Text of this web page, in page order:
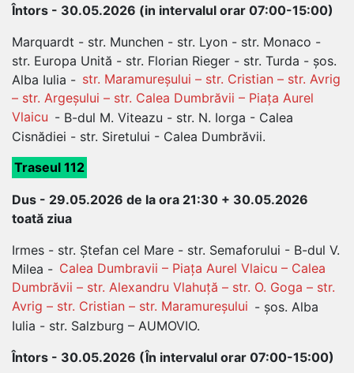
Întors - 30.05.2026 (in intervalul orar 07:00-15:00)
Marquardt - str. Munchen - str. Lyon - str. Monaco -
str. Europa Unită - str. Florian Rieger - str. Turda - șos.
Alba Iulia - str. Maramureșului – str. Cristian – str. Avrig
– str. Argeșului – str. Calea Dumbrăvii – Piața Aurel
Vlaicu - B-dul M. Viteazu - str. N. Iorga - Calea
Cisnădiei - str. Siretului - Calea Dumbrăvii.
Traseul 112
Dus - 29.05.2026 de la ora 21:30 + 30.05.2026
toată ziua
Irmes - str. Ștefan cel Mare - str. Semaforului - B-dul V.
Milea - Calea Dumbravii – Piața Aurel Vlaicu – Calea
Dumbrăvii – str. Alexandru Vlahuță – str. O. Goga – str.
Avrig – str. Cristian – str. Maramureșului - șos. Alba
Iulia - str. Salzburg – AUMOVIO.
Întors - 30.05.2026 (În intervalul orar 07:00-15:00)